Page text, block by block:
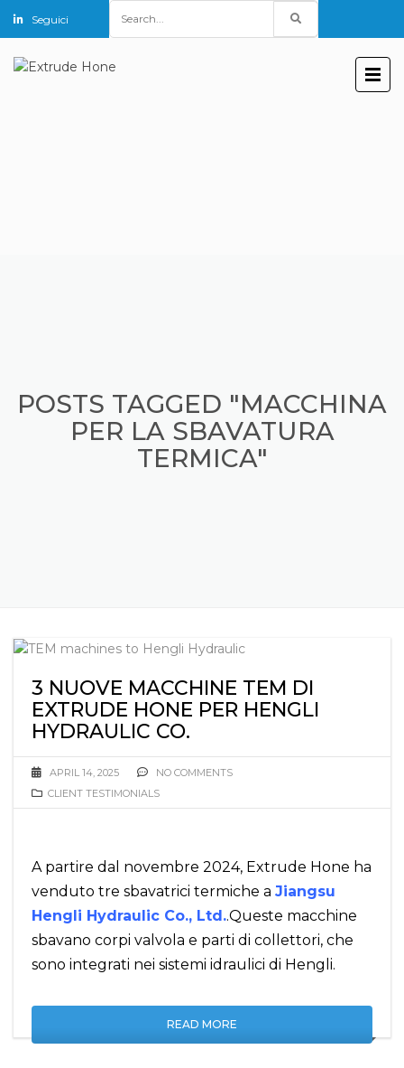
Seguici
for:
POSTS TAGGED "MACCHINA
PER LA SBAVATURA
TERMICA"
3 NUOVE MACCHINE TEM DI
EXTRUDE HONE PER HENGLI
HYDRAULIC CO.
APRIL 14, 2025
NO COMMENTS
CLIENT TESTIMONIALS
A partire dal novembre 2024, Extrude Hone ha
venduto tre sbavatrici termiche a Jiangsu
Hengli Hydraulic Co., Ltd..Queste macchine
sbavano corpi valvola e parti di collettori, che
sono integrati nei sistemi idraulici di Hengli.
READ MORE